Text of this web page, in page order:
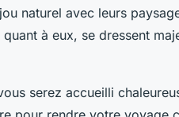
naturel avec leurs
quant à eux, se dressent
serez accueilli